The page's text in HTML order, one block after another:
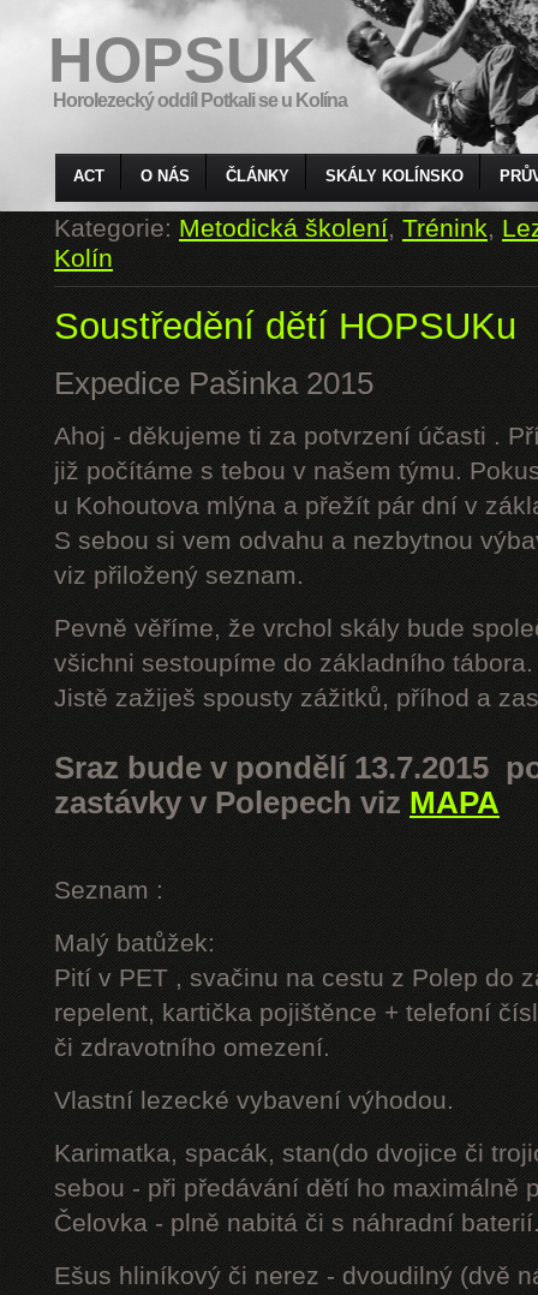
HOPSUK
Horolezecký oddíl Potkali se u Kolína
ACT O NÁS ČLÁNKY SKÁLY KOLÍNSKO
Kategorie:Metodická školení, Trénink,
Kolín
Soustředění dětí HOPSUKu
Expedice Pašinka 2015
Ahoj - děkujeme ti za potvrzení účasti .
již počítáme s tebou v našem týmu.
u Kohoutova mlýna a přežít pár dní v
S sebou si vem odvahu a nezbytnou
viz přiložený seznam.
Pevně věříme, že vrchol skály bude
všichni sestoupíme do základního tábora.
Jistě zažiješ spousty zážitků, příhod a
Sraz bude v pondělí 13.7.2015
zastávky v Polepech viz MAPA
Seznam :
Malý batůžek:
Pití v PET , svačinu na cestu z Polep do
repelent, kartička pojištěnce + telefoní
či zdravotního omezení.
Vlastní lezecké vybavení výhodou.
Karimatka, spacák, stan(do dvojice či
sebou - při předávání dětí ho maximálně
Čelovka - plně nabitá či s náhradní
Ešus hliníkový či nerez - dvoudilný (dvě